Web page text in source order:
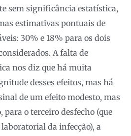
sem significância estatística,
estimativas pontuais de
30% e 18% para os dois
A falta de
nos diz que há muita
desses efeitos, mas há
de um efeito modesto, mas
para o terceiro desfecho (que
da infecção), a